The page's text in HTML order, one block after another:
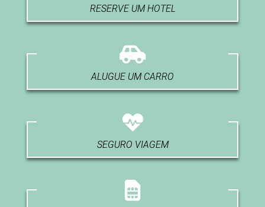
RESERVE UM HOTEL
ALUGUE UM CARRO
SEGURO VIAGEM